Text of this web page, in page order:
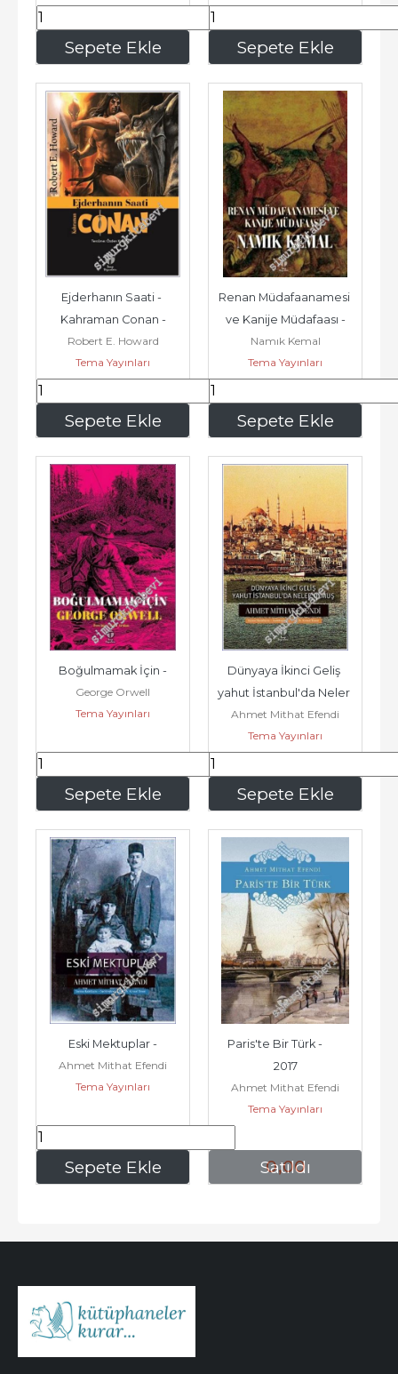
Sepete Ekle
480,00 Sepete Ekle
240,00
Sepete Ekle
Ejderhanın Saati -
Kahraman Conan -
Robert E. Howard
Tema Yayınları
288,75 Sepete Ekle
Renan Müdafaanamesi
ve Kanije Müdafaası -
Namık Kemal
Tema Yayınları
165,00
Sepete Ekle
Boğulmamak İçin -
George Orwell
Tema Yayınları
322,50 Sepete Ekle
Dünyaya İkinci Geliş
yahut İstanbul'da Neler
Olmuş -
Ahmet Mithat Efendi
Tema Yayınları
232,50
Sepete Ekle
Eski Mektuplar -
Ahmet Mithat Efendi
Tema Yayınları
315,00 Satıldı
Paris'te Bir Türk -
2017
Ahmet Mithat Efendi
Tema Yayınları
0,00